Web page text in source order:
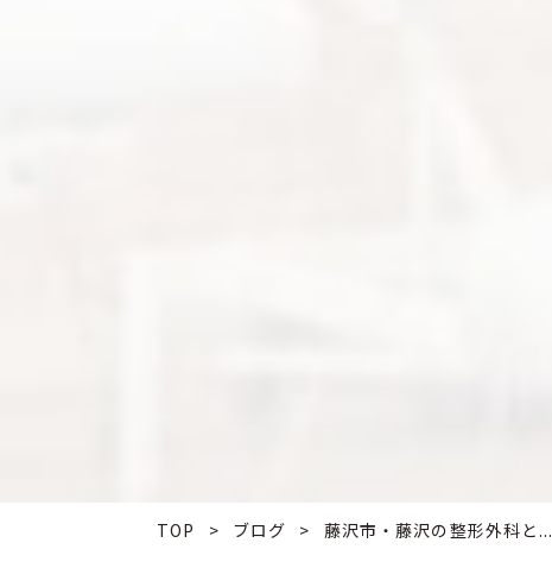
TOP > ブログ > 藤沢市・藤沢の整形外科と...